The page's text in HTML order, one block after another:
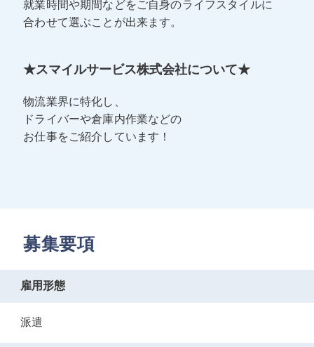
就業時間や期間などをご自身のライフスタイルに
合わせて選ぶことが出来ます。
★スマイルサービス株式会社について★
物流業界に特化し、
ドライバーや倉庫内作業などの
お仕事をご紹介しています！
募集要項
雇用形態
派遣